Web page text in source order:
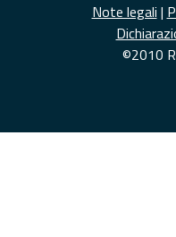
Note legali |
©2010